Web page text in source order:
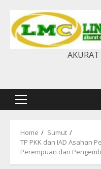
content
Primary
Home
Sumut
TP PKK dan IAD Asahan
Perempuan dan